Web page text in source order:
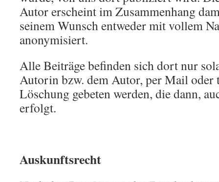
Autor erscheint im Zusammenhang
seinem Wunsch entweder mit vollem
anonymisiert.
Alle Beiträge befinden sich dort nur
Autorin bzw. dem Autor, per Mail oder
Löschung gebeten werden, die dann,
erfolgt.
Auskunftsrecht